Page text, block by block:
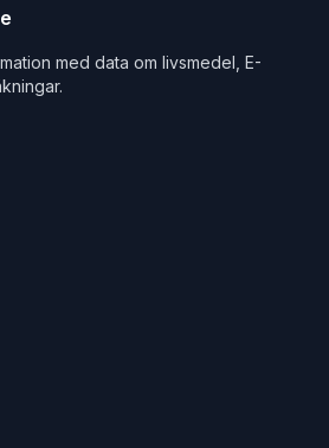
med data om livsmedel, E-